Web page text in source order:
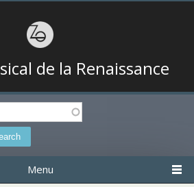
de la Renaissance
Menu